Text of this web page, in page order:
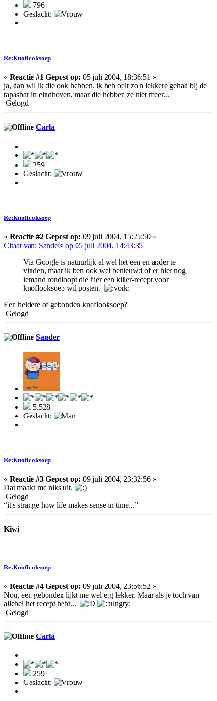
796
Geslacht:
Re:Knoflooksoep
« Reactie #1 Gepost op: 05 juli 2004, 18:36:51 »
ja, dan wil ik die ook hebben. ik heb ooit zo'n lekkere gehad bij de
tapasbar in eindhoven, maar die hebben ze niet meer...
Gelogd
Carla
259
Geslacht:
Re:Knoflooksoep
« Reactie #2 Gepost op: 09 juli 2004, 15:25:50 »
Citaat van: Sande® op 05 juli 2004, 14:43:35
Via Google is natuurlijk al wel het een en ander te
vinden, maar ik ben ook wel benieuwd of er hier nog
iemand rondloopt die hier een killer-recept voor
knoflooksoep wil posten.
Een heldere of gebonden knoflooksoep?
Gelogd
Sander
5.528
Geslacht:
Re:Knoflooksoep
« Reactie #3 Gepost op: 09 juli 2004, 23:32:56 »
Dat maakt me niks uit.
Gelogd
“it's strange how life makes sense in time...”
Kiwi
Re:Knoflooksoep
« Reactie #4 Gepost op: 09 juli 2004, 23:56:52 »
Nou, een gebonden lijkt me wel erg lekker. Maar als je toch van
allebei het recept hebt...
Gelogd
Carla
259
Geslacht: